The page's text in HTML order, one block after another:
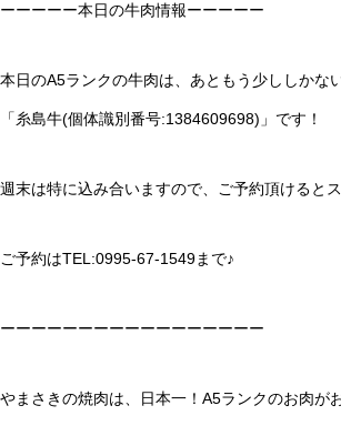
ーーーーー本日の牛肉情報ーーーーー
本日のA5ランクの牛肉は、あともう少ししかな
「糸島牛(個体識別番号:1384609698)」です！
週末は特に込み合いますので、ご予約頂けると
ご予約はTEL:0995-67-1549まで♪
ーーーーーーーーーーーーーーーーー
やまさきの焼肉は、日本一！A5ランクのお肉